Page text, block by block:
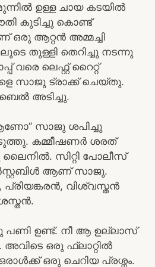
ഉള്ള ചായ കടയില്‍
കുടിച്ചു കൊണ്ട്
ആറ്റന്‍ അമ്മച്ചി
തുള്ളി തെറിച്ചു നടന്നു
വരെ ലെഫ്റ്റ് റൈറ്റ്
സാജു ട്രാക്ക് ചെയ്തു.
അടിച്ചു.
സാജു ശപിച്ചു
കമ്മീഷണര്‍ ശരത്
സിറ്റി പോലീസ്
ആണ് സാജു.
പ്രിയങ്കരന്‍, വിശ്വസ്തന്‍
ഉണ്ട്. നീ ആ ഉല്ലാസ്
ഒരു ഫ്ലാറ്റില്‍
ഒരു ചെറിയ പ്രശ്നം.